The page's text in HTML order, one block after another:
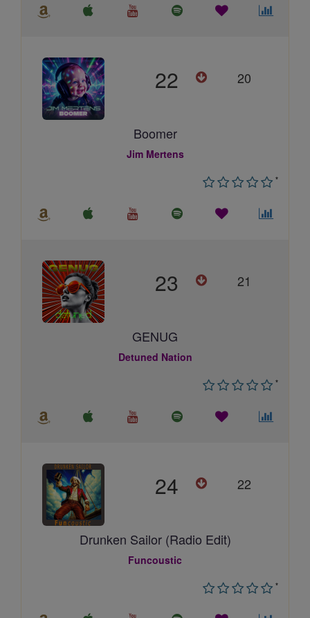
22 20
Boomer
Jim Mertens
*
23 21
GENUG
Detuned Nation
*
24 22
Drunken Sailor (Radio Edit)
Funcoustic
*